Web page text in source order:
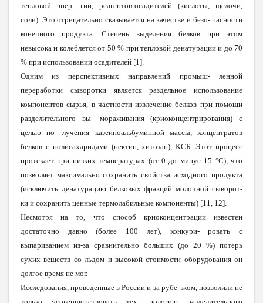
тепловой энер- гии, реагентов-осадителей (кислоты, щелочи,
соли). Это отрицательно сказывается на качестве и безо- пасности
конечного продукта. Степень выделения белков при этом
невысока и колеблется от 50 % при тепловой денатурации и до 70
% при использовании осадителей [1].
Одним из перспективных направлений промыш- ленной
переработки сыворотки является раздельное использование
компонентов сырья, в частности извлечение белков при помощи
разделительного вы- мораживания (криоконцентрирования) с
целью по- лучения казеиноальбуминной массы, концентратов
белков с полисахаридами (пектин, хитозан), КСБ. Этот процесс
протекает при низких температурах (от 0 до минус 15 °С), что
позволяет максимально сохранить свойства исходного продукта
(исключить денатурацию белковых фракций молочной сыворот-
ки и сохранить ценные термолабильные компоненты) [11, 12].
Несмотря на то, что способ криоконцентрации известен
достаточно давно (более 100 лет), конкури- ровать с
выпариванием из-за сравнительно больших (до 20 %) потерь
сухих веществ со льдом и высокой стоимости оборудования он
долгое время не мог.
Исследования, проведенные в России и за рубе- жом, позволили не